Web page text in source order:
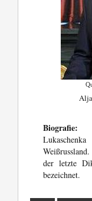
Biografie:
der letzte
bezeichnet.